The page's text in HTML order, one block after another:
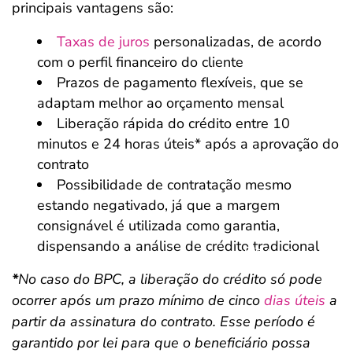
principais vantagens são:
Taxas de juros personalizadas, de acordo
com o perfil financeiro do cliente
Prazos de pagamento flexíveis, que se
adaptam melhor ao orçamento mensal
Liberação rápida do crédito entre 10
minutos e 24 horas úteis* após a aprovação do
contrato
Possibilidade de contratação mesmo
estando negativado, já que a margem
consignável é utilizada como garantia,
dispensando a análise de crédito tradicional
*No caso do BPC, a liberação do crédito só pode
ocorrer após um prazo mínimo de cinco dias úteis a
partir da assinatura do contrato. Esse período é
garantido por lei para que o beneficiário possa
Salvar Ferramenta
Salvar Ferramenta